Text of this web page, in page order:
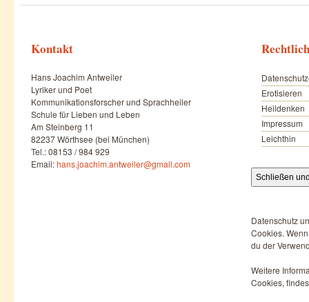
Kontakt
Hans Joachim Antweiler
Lyriker und Poet
Kommunikationsforscher und Sprachheiler
Schule für Lieben und Leben
Am Steinberg 11
82237 Wörthsee (bei München)
Tel.: 08153 / 984 929
Email:hans.joachim.antweiler@gmail.com
Erotisieren
Heildenken
Impressum
Leichthin
Datenschutz
Cookies.
du der
Weitere
Cookies,